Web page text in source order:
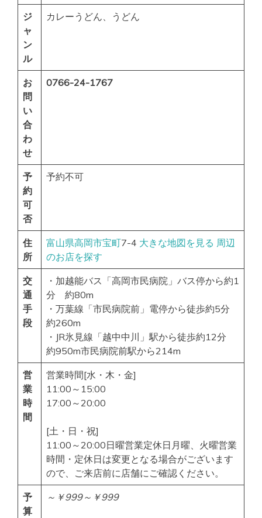
ジ
ャ
ン
ル
カレーうどん、うどん
お
問
い
合
わ
せ
0766-24-1767
予
約
可
否
予約不可
住
所
富山県高岡市宝町7-4 大きな地図を見る 周辺
のお店を探す
交
通
手
段
・加越能バス「高岡市民病院」バス停から約1
分 約80m
・万葉線「市民病院前」電停から徒歩約5分
約260m
・JR氷見線「越中中川」駅から徒歩約12分
約950m市民病院前駅から214m
営
業
時
間
営業時間[水・木・金]
11:00～15:00
17:00～20:00
[土・日・祝]
11:00～20:00日曜営業定休日月曜、火曜営業
時間・定休日は変更となる場合がございます
ので、ご来店前に店舗にご確認ください。
予
算
～￥999～￥999